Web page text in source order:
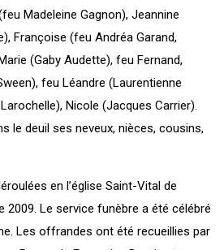
Madeleine Gagnon), Jeannine
Françoise (feu Andréa Garand,
(Gaby Audette), feu Fernand,
feu Léandre (Laurentienne
Nicole (Jacques Carrier).
le deuil ses neveux, nièces, cousins,
en l’église Saint-Vital de
2009. Le service funèbre a été célébré
Les offrandes ont été recueillies par